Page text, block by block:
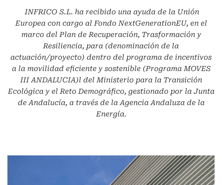
INFRICO S.L. ha recibido una ayuda de la Unión
Europea con cargo al Fondo NextGenerationEU, en el
marco del Plan de Recuperación, Trasformación y
Resiliencia, para (denominación de la
actuación/proyecto) dentro del programa de incentivos
a la movilidad eficiente y sostenible (Programa MOVES
III ANDALUCIA)l del Ministerio para la Transición
Ecológica y el Reto Demográfico, gestionado por la Junta
de Andalucía, a través de la Agencia Andaluza de la
Energía.